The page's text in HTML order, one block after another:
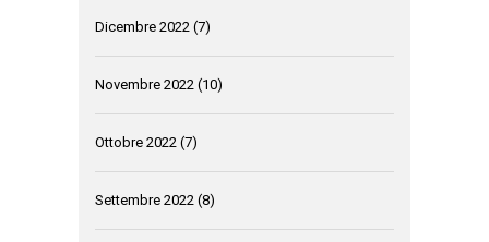
Dicembre 2022 (7)
Novembre 2022 (10)
Ottobre 2022 (7)
Settembre 2022 (8)